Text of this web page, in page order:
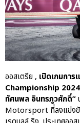
ออสเตรีย , เปิดเกมกา
Championship 2024
ทัศนพล อินทรภูวศักดิ์”
Motorsport ที่ลงแข่งขั